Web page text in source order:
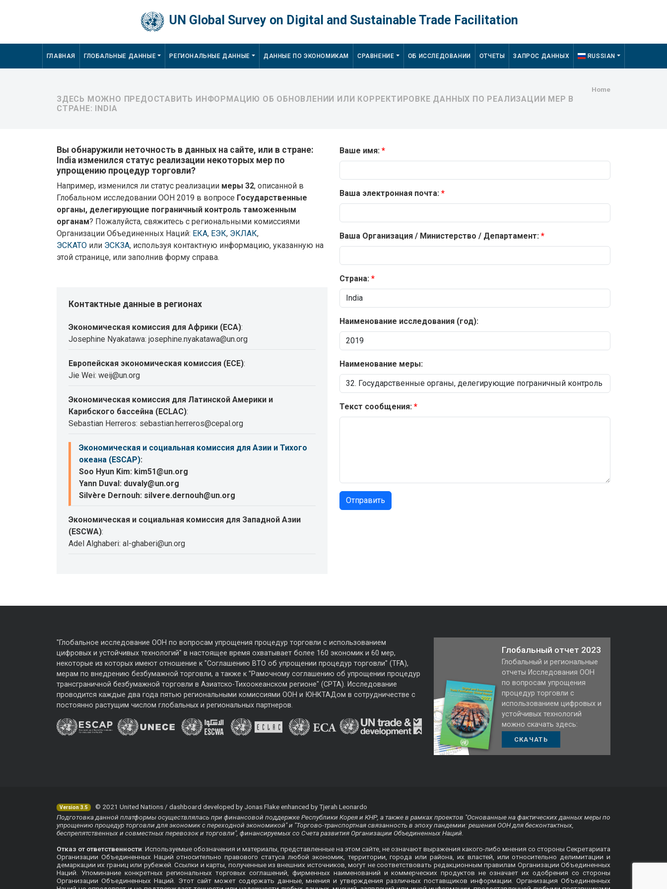
UN Global Survey on Digital and Sustainable Trade Facilitation
Main navigation
ГЛАВНАЯ ГЛОБАЛЬНЫЕ ДАННЫЕ РЕГИОНАЛЬНЫЕ ДАННЫЕ ДАННЫЕ ПО ЭКОНОМИКАМ СРАВНЕНИЕ ОБ ИССЛЕДОВАНИИ ОТЧЕТЫ ЗАПРОС ДАННЫХ RUSSIAN
Home
ЗДЕСЬ МОЖНО ПРЕДОСТАВИТЬ ИНФОРМАЦИЮ ОБ ОБНОВЛЕНИИ ИЛИ КОРРЕКТИРОВКЕ ДАННЫХ ПО РЕАЛИЗАЦИИ МЕР В
СТРАНЕ: INDIA
Вы обнаружили неточность в данных на сайте, или в стране:
India изменился статус реализации некоторых мер по
упрощению процедур торговли?
Например, изменился ли статус реализации меры 32, описанной в
Глобальном исследовании ООН 2019 в вопросе Государственные
органы, делегирующие пограничный контроль таможенным
органам? Пожалуйста, свяжитесь с региональными комиссиями
Организации Объединенных Наций: ЕКА, ЕЭК, ЭКЛАК,
ЭСКАТО или ЭСКЗА, используя контактную информацию, указанную на
этой странице, или заполнив форму справа.
Контактные данные в регионах
Экономическая комиссия для Африки (ECA):
Josephine Nyakatawa: josephine.nyakatawa@un.org
Европейская экономическая комиссия (ECE):
Jie Wei: weij@un.org
Экономическая комиссия для Латинской Америки и
Карибского бассейна (ECLAC):
Sebastian Herreros: sebastian.herreros@cepal.org
Экономическая и социальная комиссия для Азии и Тихого
океана (ESCAP):
Soo Hyun Kim: kim51@un.org
Yann Duval: duvaly@un.org
Silvère Dernouh: silvere.dernouh@un.org
Экономическая и социальная комиссия для Западной Азии
(ESCWA):
Adel Alghaberi: al-ghaberi@un.org
Ваше имя:
Ваша электронная почта:
Ваша Организация / Министерство / Департамент:
Страна:
Наименование исследования (год):
Наименование меры:
Текст сообщения:
"Глобальное исследование ООН по вопросам упрощения процедур торговли с использованием
цифровых и устойчивых технологий" в настоящее время охватывает более 160 экономик и 60 мер,
некоторые из которых имеют отношение к "Соглашению ВТО об упрощении процедур торговли" (TFA),
мерам по внедрению безбумажной торговли, а также к "Рамочному соглашению об упрощении процедур
трансграничной безбумажной торговли в Азиатско-Тихоокеанском регионе" (CPTA). Исследование
проводится каждые два года пятью региональными комиссиями ООН и ЮНКТАДом в сотрудничестве с
постоянно растущим числом глобальных и региональных партнеров.
Глобальный отчет 2023
Глобальный и региональные
отчеты Исследования ООН
по вопросам упрощения
процедур торговли с
использованием цифровых и
устойчивых технологий
можно скачать здесь:
СКАЧАТЬ
Version 3.5
© 2021 United Nations / dashboard developed by Jonas Flake enhanced by Tjerah Leonardo
Подготовка данной платформы осуществлялась при финансовой поддержке Республики Корея и КНР, а также в рамках проектов "Основанные на фактических данных меры по
упрощению процедур торговли для экономик с переходной экономикой" и "Торгово-транспортная связанность в эпоху пандемии: решения ООН для бесконтактных,
беспрепятственных и совместных перевозок и торговли", финансируемых со Счета развития Организации Объединенных Наций.
Отказ от ответственности: Используемые обозначения и материалы, представленные на этом сайте, не означают выражения какого-либо мнения со стороны Секретариата
Организации Объединенных Наций относительно правового статуса любой экономик, территории, города или района, их властей, или относительно делимитации и
демаркации их границ или рубежей. Ссылки и карты, полученные из внешних источников, могут не соответствовать редакционным правилам Организации Объединенных
Наций. Упоминание конкретных региональных торговых соглашений, фирменных наименований и коммерческих продуктов не означает их одобрения со стороны
Организации Объединенных Наций. Этот сайт может содержать данные, мнения и утверждения различных поставщиков информации. Организация Объединенных